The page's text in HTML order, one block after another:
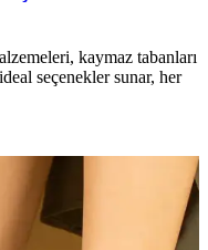
kaymaz tabanları
seçenekler sunar, her